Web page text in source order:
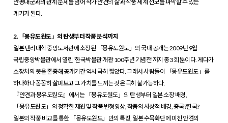
안평대군과의 관계 문제를 넘어 작가 안견의 삶과 작품 세계 전모를 파악할 수 있는
계기가 된다.
2. 「몽유도원도」의 탄생부터 작품 분석까지
일본 텐리대학 중앙도서관에 소장된 「몽유도원도」의 국내 공개는 2009년 9월
국립중앙박물관에서 열린 ‘한국박물관 개관 100주년 기념전’까지 총 3회 뿐이다. 게다가
소장처의 뜻을 존중해 공개기간 역시 극히 짧았다. 그래서 사람들이 「몽유도원도」를
하나하나 꼼꼼히 살펴보고 그 가치를 느끼는 것은 극히 불가능하다.
『안견과 몽유도원도』에서는 「몽유도원도」의 탄생부터 일본 소장 배경,
「몽유도원도」의 정확한 제원 및 작품 변형양상, 작품의 사상적 배경, 중국?한국?
일본의 작품 비교를 통한 「몽유도원도」만의 특징, 일본 수묵화단에 미친 안견의